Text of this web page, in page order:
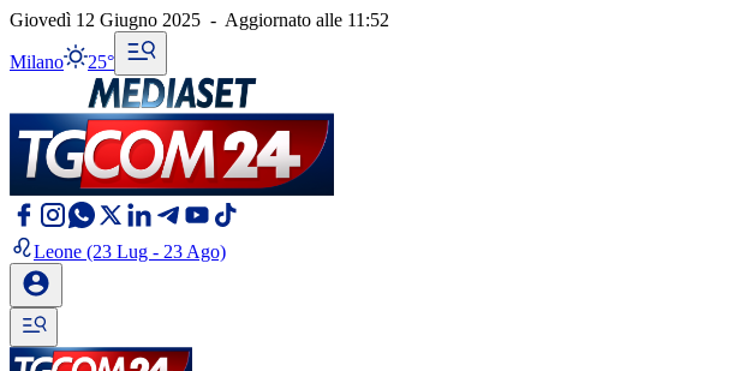
Giovedì 12 Giugno 2025 - Aggiornato alle 11:52
Milano 25°
Leone (23 Lug - 23 Ago)